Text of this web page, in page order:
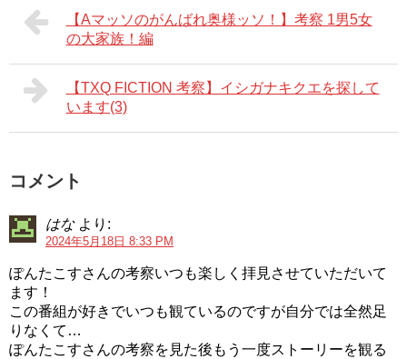
【Aマッソのがんばれ奥様ッソ！】考察 1男5女
の大家族！編
【TXQ FICTION 考察】イシガナキクエを探して
います(3)
コメント
はな より:
2024年5月18日 8:33 PM
ぽんたこすさんの考察いつも楽しく拝見させていただいて
ます！
この番組が好きでいつも観ているのですが自分では全然足
りなくて…
ぽんたこすさんの考察を見た後もう一度ストーリーを観る